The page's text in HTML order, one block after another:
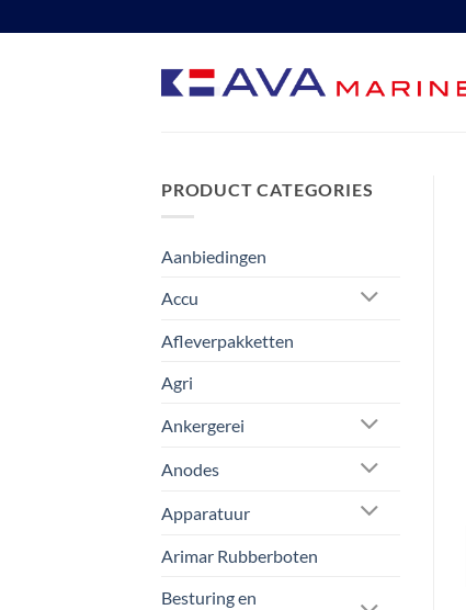
naar
PRODUCT CATEGORIES
Aanbiedingen
Accu
Afleverpakketten
Agri
Ankergerei
Anodes
Apparatuur
Arimar Rubberboten
Besturing en